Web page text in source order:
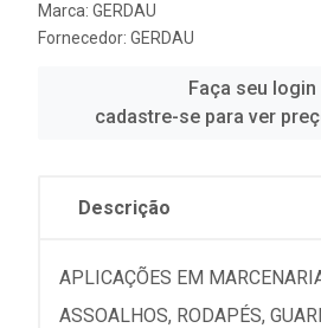
Marca: GERDAU
Fornecedor: GERDAU
Faça seu login
cadastre-se para ver
Descrição
APLICAÇÕES EM
ASSOALHOS, RODAPÉS,